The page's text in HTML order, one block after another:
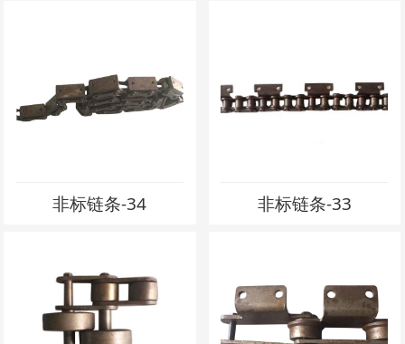
非标链条-34 非标链条-33